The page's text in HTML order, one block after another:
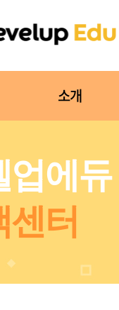
소개
업에듀
센터